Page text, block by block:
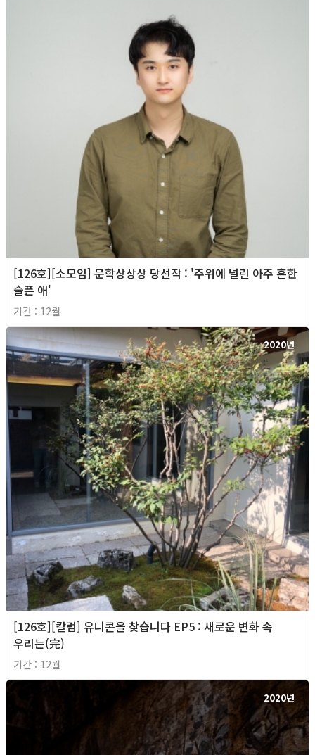
[126호][소모임] 문학상상상 당선작 : '주위에 널린 아주 흔한
슬픈 애'
기간 : 12월
2020년
[126호][칼럼] 유니콘을 찾습니다 EP5 : 새로운 변화 속
우리는(完)
기간 : 12월
2020년